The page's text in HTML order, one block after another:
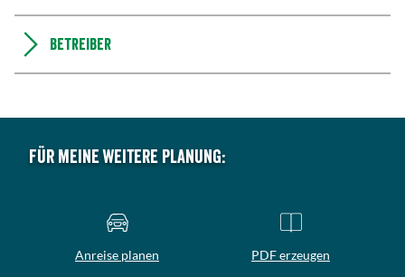
Betreiber
Für meine weitere Planung:
Anreise planen PDF erzeugen